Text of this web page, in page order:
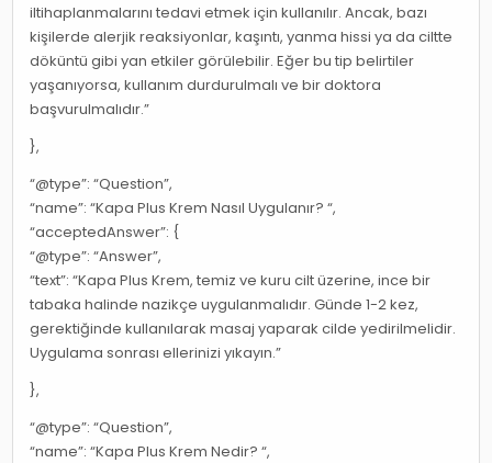
iltihaplanmalarını tedavi etmek için kullanılır. Ancak, bazı
kişilerde alerjik reaksiyonlar, kaşıntı, yanma hissi ya da ciltte
döküntü gibi yan etkiler görülebilir. Eğer bu tip belirtiler
yaşanıyorsa, kullanım durdurulmalı ve bir doktora
başvurulmalıdır.”
},
“@type”: “Question”,
“name”: “Kapa Plus Krem Nasıl Uygulanır? “,
“acceptedAnswer”: {
“@type”: “Answer”,
“text”: “Kapa Plus Krem, temiz ve kuru cilt üzerine, ince bir
tabaka halinde nazikçe uygulanmalıdır. Günde 1-2 kez,
gerektiğinde kullanılarak masaj yaparak cilde yedirilmelidir.
Uygulama sonrası ellerinizi yıkayın.”
},
“@type”: “Question”,
“name”: “Kapa Plus Krem Nedir? “,